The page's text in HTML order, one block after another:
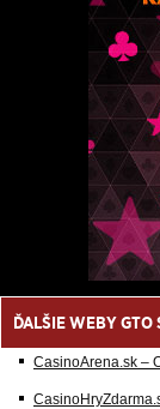
ĎALŠIE WEBY GTO
CasinoArena.sk –